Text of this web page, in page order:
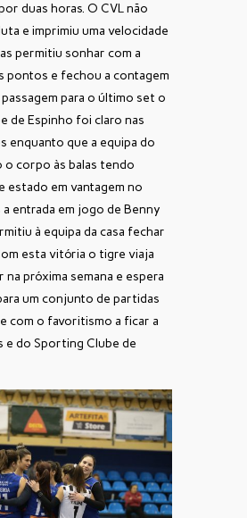
duas horas. O CVL não
e imprimiu uma velocidade
permitiu sonhar com a
pontos e fechou a contagem
para o último set o
de Espinho foi claro nas
enquanto que a equipa do
o corpo às balas tendo
estado em vantagem no
a entrada em jogo de Benny
à equipa da casa fechar
esta vitória o tigre viaja
na próxima semana e espera
um conjunto de partidas
com o favoritismo a ficar a
e do Sporting Clube de